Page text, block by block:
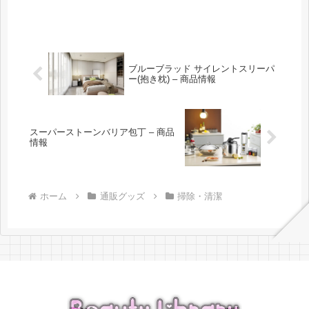
ブルーブラッド サイレントスリーパ
ー(抱き枕) – 商品情報
スーパーストーンバリア包丁 – 商品
情報
ホーム 通販グッズ 掃除・清潔